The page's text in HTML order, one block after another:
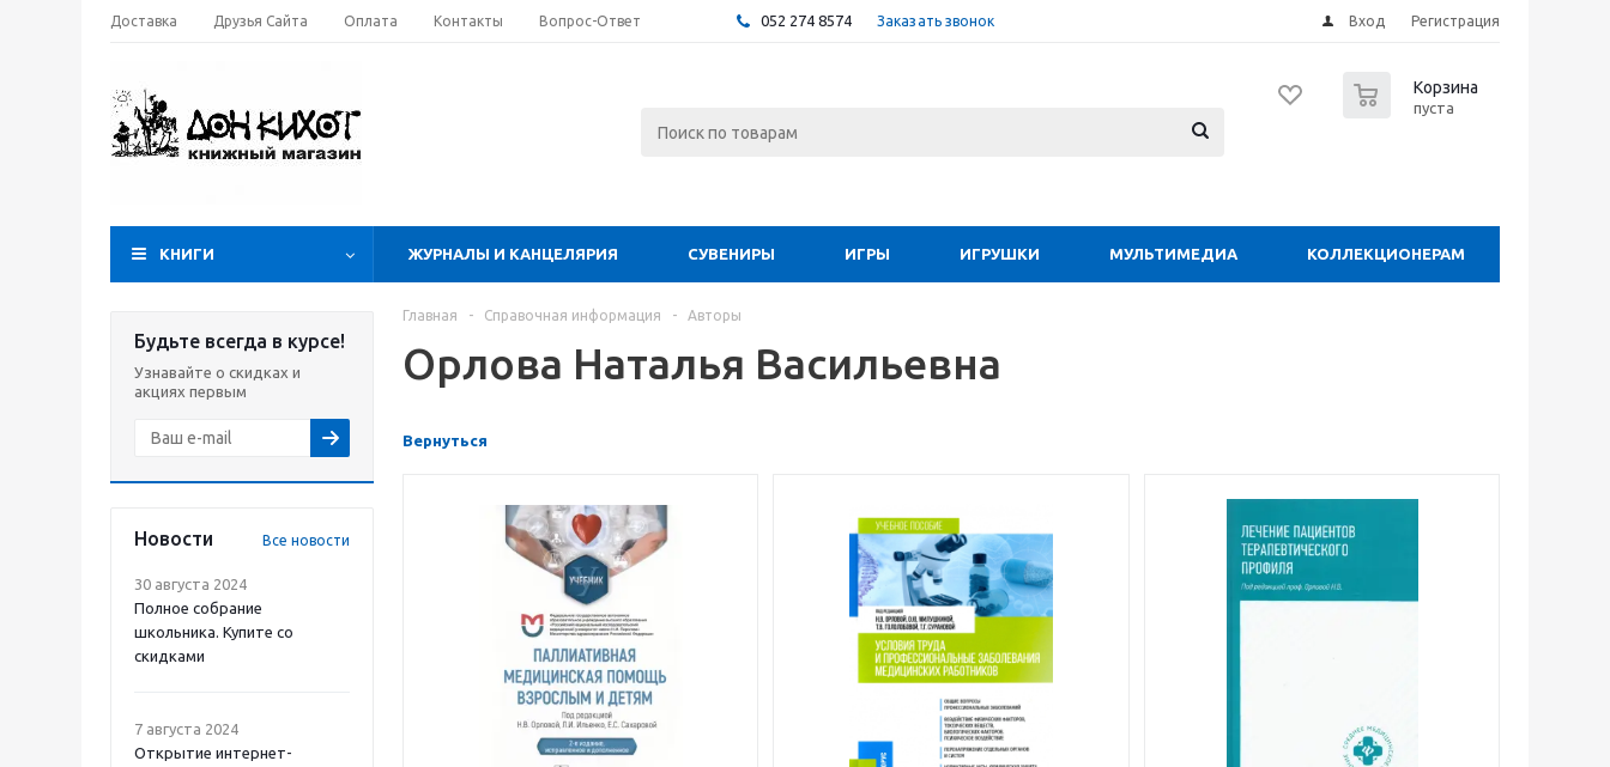
Доставка Друзья Сайта Оплата Контакты Вопрос-Ответ 052 274 8574 Заказать звонок Вход Регистрация
Корзина
пуста
КНИГИ ЖУРНАЛЫ И КАНЦЕЛЯРИЯ СУВЕНИРЫ ИГРЫ ИГРУШКИ МУЛЬТИМЕДИА КОЛЛЕКЦИОНЕРАМ
Будьте всегда в курсе!
Узнавайте о скидках и
акциях первым
Новости Все новости
30 августа 2024
Полное собрание
школьника. Купите со
скидками
7 августа 2024
Открытие интернет-
Главная - Справочная информация - Авторы
Орлова Наталья Васильевна
Вернуться